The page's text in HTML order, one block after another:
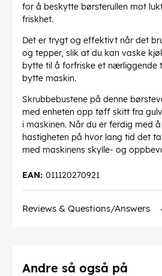
for å beskytte børsterullen mot
friskhet.
Det er trygt og effektivt når det
og tepper, slik at du kan vaske
bytte til å forfriske et nærliggende
bytte maskin.
Skrubbebustene på denne
med enheten opp tøff skitt fra
i maskinen. Når du er ferdig med
hastigheten på hvor lang tid det
med maskinens skylle- og
011120270921
EAN:
Reviews & Questions/Answers
Andre så også på